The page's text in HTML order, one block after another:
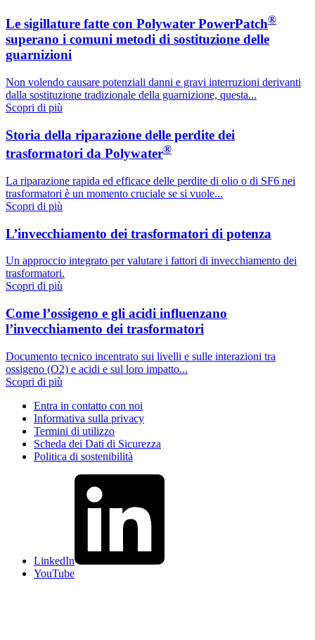
Le sigillature fatte con Polywater PowerPatch®
superano i comuni metodi di sostituzione delle
guarnizioni
Non volendo causare potenziali danni e gravi interruzioni derivanti
dalla sostituzione tradizionale della guarnizione, questa...
Scopri di più
Storia della riparazione delle perdite dei
trasformatori da Polywater®
La riparazione rapida ed efficace delle perdite di olio o di SF6 nei
trasformatori è un momento cruciale se si vuole...
Scopri di più
L’invecchiamento dei trasformatori di potenza
Un approccio integrato per valutare i fattori di invecchiamento dei
trasformatori.
Scopri di più
Come l’ossigeno e gli acidi influenzano
l’invecchiamento dei trasformatori
Documento tecnico incentrato sui livelli e sulle interazioni tra
ossigeno (O2) e acidi e sul loro impatto...
Scopri di più
Entra in contatto con noi
Informativa sulla privacy
Termini di utilizzo
Scheda dei Dati di Sicurezza
Politica di sostenibilità
LinkedIn
YouTube